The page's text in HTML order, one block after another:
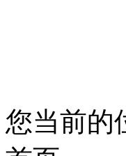
您当前的